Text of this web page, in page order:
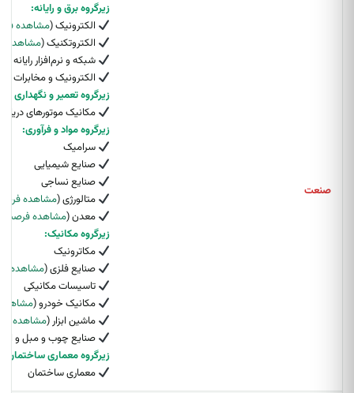
صنعت
زیرگروه برق و رایانه:
الکترونیک (مشاهده
الکتروتکنیک (مشاهده
شبکه و نرم‌افزار رایانه
الکترونیک و مخابرات
زیرگروه تعمیر و نگهداری
مکانیک موتورهای دریایی
زیرگروه مواد و فرآوری:
سرامیک
صنایع شیمیایی
صنایع نساجی
متالورژی (مشاهده
معدن (مشاهده
زیرگروه مکانیک:
مکاترونیک
صنایع فلزی (مشاهده
تاسیسات مکانیکی
مکانیک خودرو (
ماشین ابزار (مشاهده
صنایع چوب و مبل و
زیرگروه معماری ساختمان:
معماری ساختمان